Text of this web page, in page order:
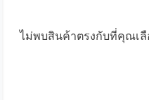
ไม่พบสินค้าตรงกับที่คุณเลื